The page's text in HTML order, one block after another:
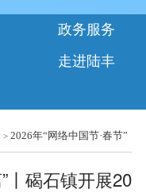
政务服务
走进陆丰
>2026年“网络中国节·春节”
丨碣石镇开展20